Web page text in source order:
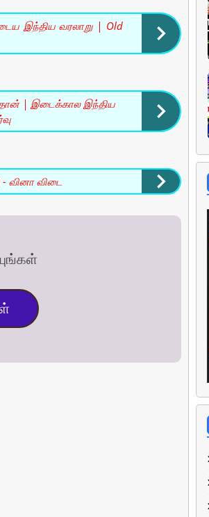
இந்திய வரலாறு | Old
| இடைக்கால இந்திய
- வினா விடை